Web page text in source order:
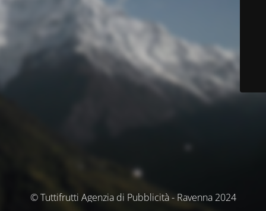
© Tuttifrutti Agenzia di Pubblicità - Ravenna 2024